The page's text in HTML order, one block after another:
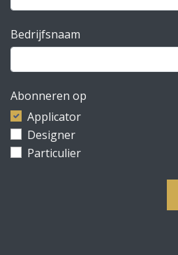
Bedrijfsnaam
Abonneren op
Applicator
Designer
Particulier